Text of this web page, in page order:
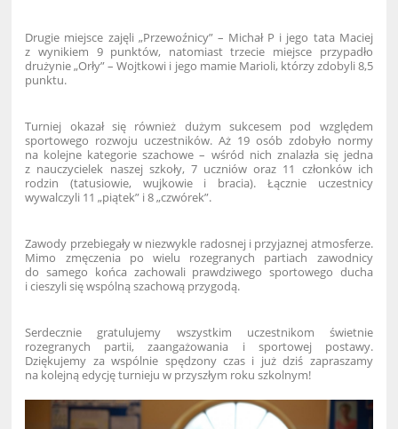
Drugie miejsce zajęli „Przewoźnicy” – Michał P i jego tata Maciej
z wynikiem 9 punktów, natomiast trzecie miejsce przypadło
drużynie „Orły” – Wojtkowi i jego mamie Marioli, którzy zdobyli 8,5
punktu.
Turniej okazał się również dużym sukcesem pod względem
sportowego rozwoju uczestników. Aż 19 osób zdobyło normy
na kolejne kategorie szachowe – wśród nich znalazła się jedna
z nauczycielek naszej szkoły, 7 uczniów oraz 11 członków ich
rodzin (tatusiowie, wujkowie i bracia). Łącznie uczestnicy
wywalczyli 11 „piątek” i 8 „czwórek”.
Zawody przebiegały w niezwykle radosnej i przyjaznej atmosferze.
Mimo zmęczenia po wielu rozegranych partiach zawodnicy
do samego końca zachowali prawdziwego sportowego ducha
i cieszyli się wspólną szachową przygodą.
Serdecznie gratulujemy wszystkim uczestnikom świetnie
rozegranych partii, zaangażowania i sportowej postawy.
Dziękujemy za wspólnie spędzony czas i już dziś zapraszamy
na kolejną edycję turnieju w przyszłym roku szkolnym!